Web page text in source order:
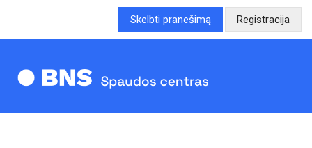
Skelbti pranešimą Registracija